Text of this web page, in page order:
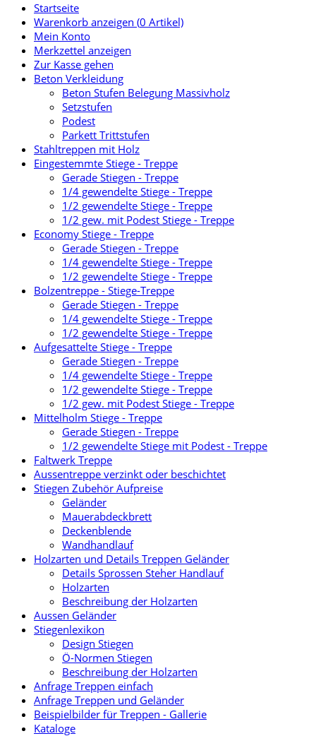
Startseite
Warenkorb anzeigen (0 Artikel)
Mein Konto
Merkzettel anzeigen
Zur Kasse gehen
Beton Verkleidung
Beton Stufen Belegung Massivholz
Setzstufen
Podest
Parkett Trittstufen
Stahltreppen mit Holz
Eingestemmte Stiege - Treppe
Gerade Stiegen - Treppe
1/4 gewendelte Stiege - Treppe
1/2 gewendelte Stiege - Treppe
1/2 gew. mit Podest Stiege - Treppe
Economy Stiege - Treppe
Gerade Stiegen - Treppe
1/4 gewendelte Stiege - Treppe
1/2 gewendelte Stiege - Treppe
Bolzentreppe - Stiege-Treppe
Gerade Stiegen - Treppe
1/4 gewendelte Stiege - Treppe
1/2 gewendelte Stiege - Treppe
Aufgesattelte Stiege - Treppe
Gerade Stiegen - Treppe
1/4 gewendelte Stiege - Treppe
1/2 gewendelte Stiege - Treppe
1/2 gew. mit Podest Stiege - Treppe
Mittelholm Stiege - Treppe
Gerade Stiegen - Treppe
1/2 gewendelte Stiege mit Podest - Treppe
Faltwerk Treppe
Aussentreppe verzinkt oder beschichtet
Stiegen Zubehör Aufpreise
Geländer
Mauerabdeckbrett
Deckenblende
Wandhandlauf
Holzarten und Details Treppen Geländer
Details Sprossen Steher Handlauf
Holzarten
Beschreibung der Holzarten
Aussen Geländer
Stiegenlexikon
Design Stiegen
Ö-Normen Stiegen
Beschreibung der Holzarten
Anfrage Treppen einfach
Anfrage Treppen und Geländer
Beispielbilder für Treppen - Gallerie
Kataloge